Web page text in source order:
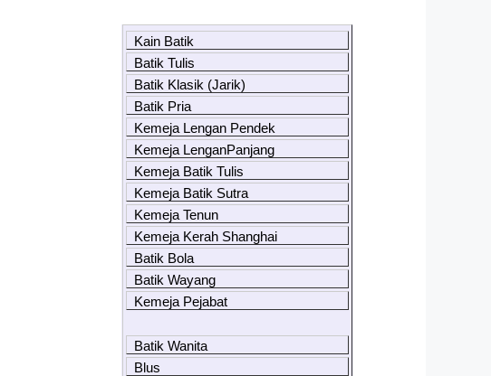
Kain Batik
Batik Tulis
Batik Klasik (Jarik)
Batik Pria
Kemeja Lengan Pendek
Kemeja LenganPanjang
Kemeja Batik Tulis
Kemeja Batik Sutra
Kemeja Tenun
Kemeja Kerah Shanghai
Batik Bola
Batik Wayang
Kemeja Pejabat
Batik Wanita
Blus